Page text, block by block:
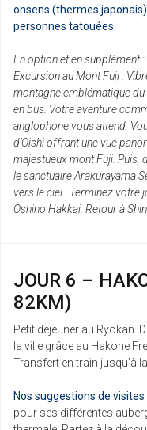
onsens (thermes
personnes tatouées.
En option et en supplément :
Excursion au Mont Fuji .
montagne emblématique
en bus. Votre aventure
anglophone vous attend.
d’Oishi offrant une vue
majestueux mont Fuji. Puis,
le sanctuaire Arakurayama
vers le ciel. Terminez votre
Oshino Hakkai. Retour à
JOUR 6 –
82KM)
Petit déjeuner au Ryokan.
la ville grâce au Hakone
Transfert en train jusqu’à
Nos suggestions de visites
pour ses différentes